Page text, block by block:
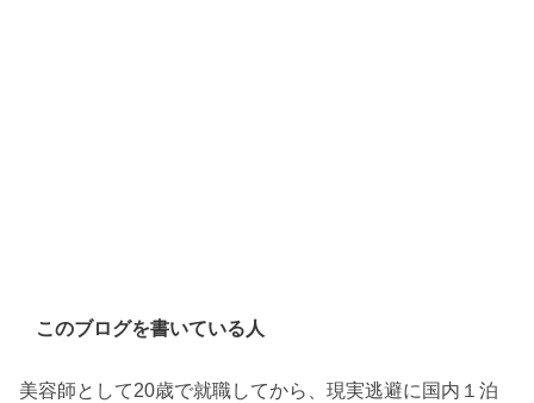
このブログを書いている人
美容師として20歳で就職してから、現実逃避に国内１泊